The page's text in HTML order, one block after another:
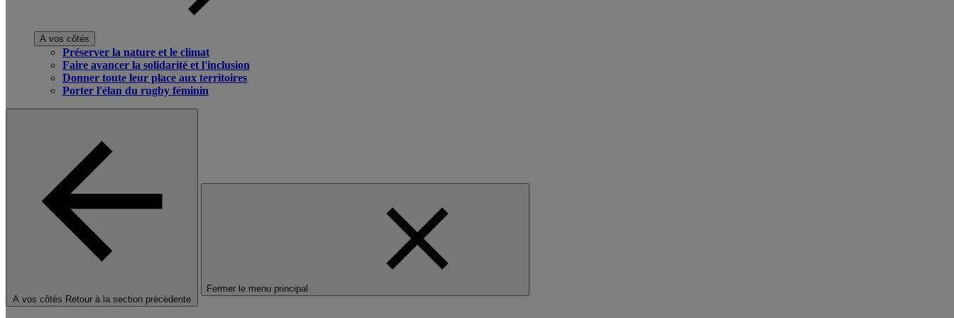
A vos côtés
Préserver la nature et le climat
Faire avancer la solidarité et l'inclusion
Donner toute leur place aux territoires
Porter l'élan du rugby féminin
A vos côtés Retour à la section précédente
Fermer le menu principal